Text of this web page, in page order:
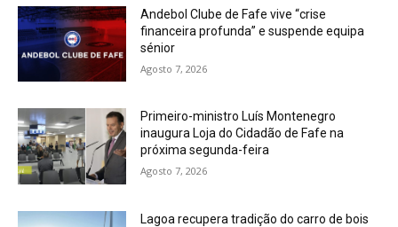
Andebol Clube de Fafe vive “crise
financeira profunda” e suspende equipa
sénior
Agosto 7, 2026
Primeiro-ministro Luís Montenegro
inaugura Loja do Cidadão de Fafe na
próxima segunda-feira
Agosto 7, 2026
Lagoa recupera tradição do carro de bois